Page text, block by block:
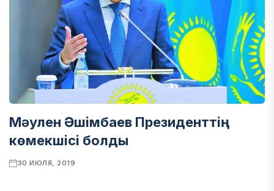
Мәулен Әшімбаев Президенттің
көмекшісі болды
30 ИЮЛЯ, 2019